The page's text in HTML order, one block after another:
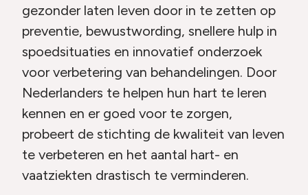
gezonder laten leven door in te zetten op
preventie, bewustwording, snellere hulp in
spoedsituaties en innovatief onderzoek
voor verbetering van behandelingen. Door
Nederlanders te helpen hun hart te leren
kennen en er goed voor te zorgen,
probeert de stichting de kwaliteit van leven
te verbeteren en het aantal hart- en
vaatziekten drastisch te verminderen.